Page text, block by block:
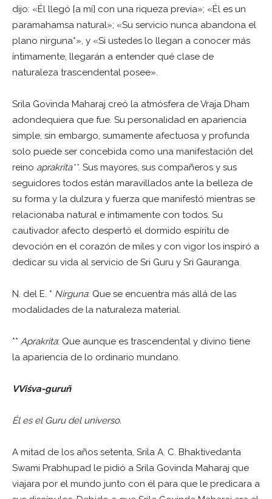
dijo: «Él llegó [a mí] con una riqueza previa»; «Él es un
paramahamsa natural»; «Su servicio nunca abandona el
plano nirguna*», y «Si ustedes lo llegan a conocer más
íntimamente, llegarán a entender qué clase de
naturaleza trascendental posee».
Srila Govinda Maharaj creó la atmósfera de Vraja Dham
adondequiera que fue. Su personalidad en apariencia
simple, sin embargo, sumamente afectuosa y profunda
solo puede ser concebida como una manifestación del
reino aprakrita**. Sus mayores, sus compañeros y sus
seguidores todos están maravillados ante la belleza de
su forma y la dulzura y fuerza que manifestó mientras se
relacionaba natural e íntimamente con todos. Su
cautivador afecto despertó el dormido espíritu de
devoción en el corazón de miles y con vigor los inspiró a
dedicar su vida al servicio de Sri Guru y Sri Gauranga.
N. del E. * Nirguna: Que se encuentra más allá de las
modalidades de la naturaleza material.
** Aprakrita: Que aunque es trascendental y divino tiene
la apariencia de lo ordinario mundano.
VViśva-guruñ
Él es el Guru del universo.
A mitad de los años setenta, Srila A. C. Bhaktivedanta
Swami Prabhupad le pidió a Srila Govinda Maharaj que
viajara por el mundo junto con él para que le predicara a